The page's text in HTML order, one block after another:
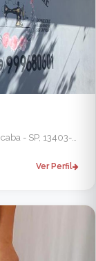
Av. Dona Jane Conceição, 889 - Jaraguá, Piracicaba - SP, 13403-030, Brasil
Ver Perfil